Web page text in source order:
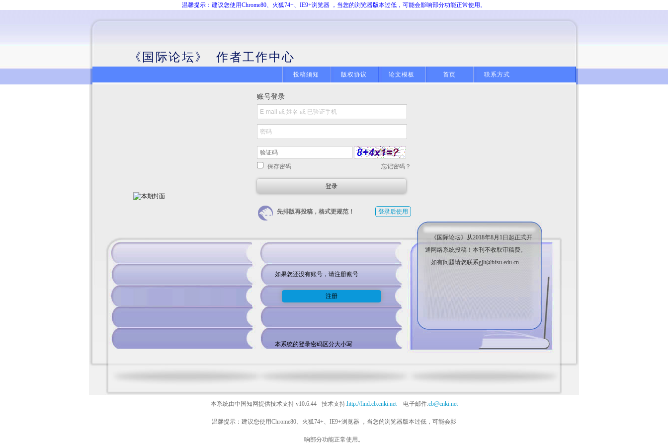
温馨提示：建议您使用Chrome80、火狐74+、IE9+浏览器 ，当您的浏览器版本过低，可能会影响部分功能正常使用。
《国际论坛》 作者工作中心
投稿须知 版权协议 论文模板 首页 联系方式
账号登录
保存密码 忘记密码？
先排版再投稿，格式更规范！ 登录后使用
如果您还没有账号，请注册账号
本系统的登录密码区分大小写
《国际论坛》从2018年8月1日起正式开
通网络系统投稿！本刊不收取审稿费。
如有问题请您联系gjlt@bfsu.edu.cn
本系统由中国知网提供技术支持v10.6.44 技术支持:http://find.cb.cnki.net 电子邮件:cb@cnki.net
温馨提示：建议您使用Chrome80、火狐74+、IE9+浏览器 ，当您的浏览器版本过低，可能会影
响部分功能正常使用。